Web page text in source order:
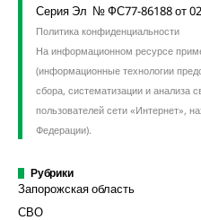
Серия Эл № ФС77-86188 от 02
Политика конфиденциальности
На информационном ресурсе
(информационные технологии
сбора, систематизации и анализа
пользователей сети «Интернет»,
Федерации).
Рубрики
Запорожская область
СВО